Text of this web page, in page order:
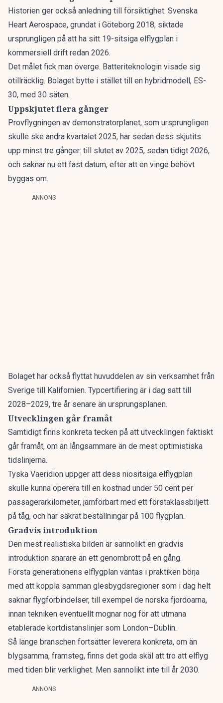
Historien ger också anledning till försiktighet. Svenska
Heart Aerospace, grundat i Göteborg 2018, siktade
ursprungligen på att ha sitt 19-sitsiga elflygplan i
kommersiell drift redan 2026.
Det målet fick man överge. Batteriteknologin visade sig
otillräcklig. Bolaget bytte i stället till en hybridmodell, ES-
30, med 30 säten.
Uppskjutet flera gånger
Provflygningen av demonstratorplanet, som ursprungligen
skulle ske andra kvartalet 2025, har sedan dess skjutits
upp minst tre gånger: till slutet av 2025, sedan tidigt 2026,
och saknar nu ett fast datum, efter att en vinge behövt
byggas om.
ANNONS
Bolaget har också flyttat huvuddelen av sin verksamhet från
Sverige till Kalifornien. Typcertifiering är i dag satt till
2028–2029, tre år senare än ursprungsplanen.
Utvecklingen går framåt
Samtidigt finns konkreta tecken på att utvecklingen faktiskt
går framåt, om än långsammare än de mest optimistiska
tidslinjerna.
Tyska Vaeridion uppger att dess niositsiga elflygplan
skulle kunna operera till en kostnad under 50 cent per
passagerarkilometer, jämförbart med ett förstaklassbiljett
på tåg, och har säkrat beställningar på 100 flygplan.
Gradvis introduktion
Den mest realistiska bilden är sannolikt en gradvis
introduktion snarare än ett genombrott på en gång.
Första generationens elflygplan väntas i praktiken börja
med att koppla samman glesbygdsregioner som i dag helt
saknar flygförbindelser, till exempel de norska fjordöarna,
innan tekniken eventuellt mognar nog för att utmana
etablerade kortdistanslinjer som London–Dublin.
Så länge branschen fortsätter leverera konkreta, om än
blygsamma, framsteg, finns det goda skäl att tro att elflyg
med tiden blir verklighet. Men sannolikt inte till år 2030.
ANNONS